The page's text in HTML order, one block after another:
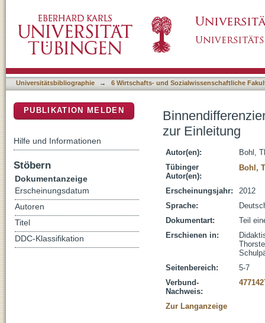
Universitätsbibliographie → 6 Wirtschafts- und Sozialwissenschaftliche
zur Einleitung
Autor(en):
Bohl,
Tübinger
Autor(en):
Bohl,
Erscheinungsjahr:
2012
Sprache:
Dokumentart:
Teil
Erschienen in:
Seitenbereich:
5-7
Verbund-
Nachweis:
Zur Langanzeige
PUBLIKATION MELDEN
Hilfe und Informationen
Stöbern
Dokumentanzeige
Erscheinungsdatum
Autoren
Titel
DDC-Klassifikation